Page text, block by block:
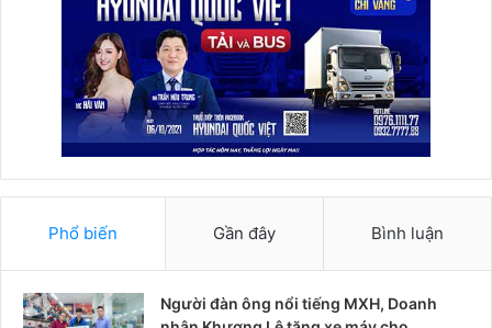
Phổ biến Gần đây Bình luận
Người đàn ông nổi tiếng MXH, Doanh